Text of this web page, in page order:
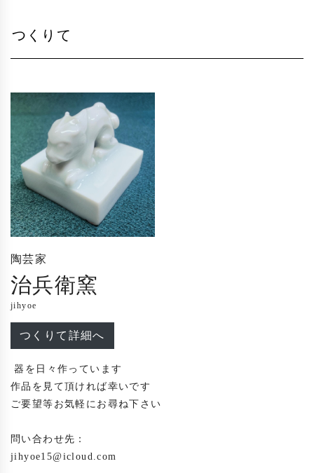
つくりて
陶芸家
治兵衛窯
jihyoe
つくりて詳細へ
器を日々作っています
作品を見て頂ければ幸いです
ご要望等お気軽にお尋ね下さい
問い合わせ先：
jihyoe15@icloud.com